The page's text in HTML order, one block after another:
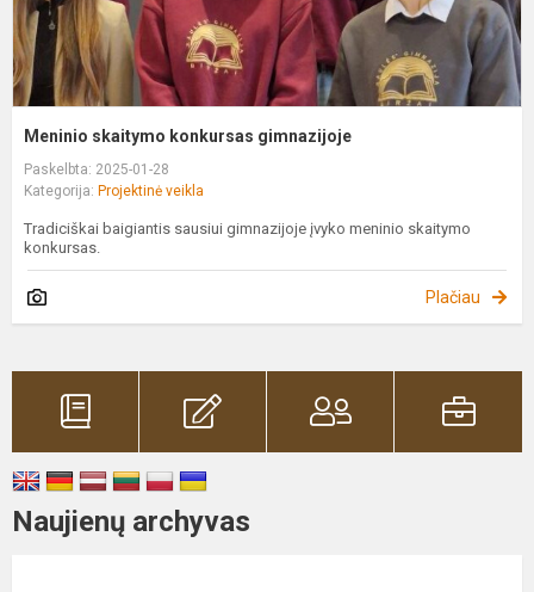
Meninio skaitymo konkursas gimnazijoje
Paskelbta: 2025-01-28
Kategorija: Projektinė veikla
Tradiciškai baigiantis sausiui gimnazijoje įvyko meninio skaitymo
konkursas.
Plačiau
Naujienų archyvas